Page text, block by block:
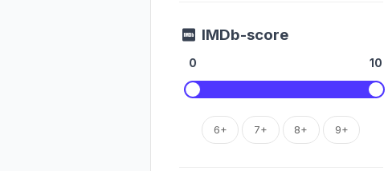
IMDb-score
0 10
6+ 7+ 8+ 9+